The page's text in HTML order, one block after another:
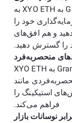
تبدیل Gram (ex Ton/TonCoin) (TON) به XYO ETH به
خود را
و هم افق‌های
را گسترش دهید.
منحصربه‌فرد
تبدیل Gram (ex Ton/TonCoin) (TON) به XYO ETH
مانند
استیکینگ را
فراهم می‌کند.
نوسانات بازار